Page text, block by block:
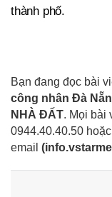
thành phố.
Bạn đang đọc bài
công nhân Đà
NHÀ ĐẤT. Mọi bài
0944.40.40.50
email (